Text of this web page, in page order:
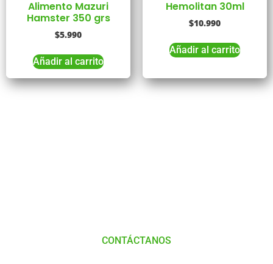
Alimento Mazuri
Hamster 350 grs
$5.990
Añadir al carrito
Hemolitan 30ml
$10.990
Añadir al carrito
CONTÁCTANOS